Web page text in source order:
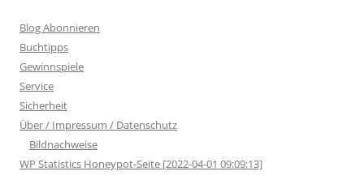
Blog Abonnieren
Buchtipps
Gewinnspiele
Service
Sicherheit
Über / Impressum / Datenschutz
Bildnachweise
WP Statistics Honeypot-Seite [2022-04-01 09:09:13]